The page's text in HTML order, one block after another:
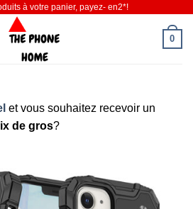
à votre panier, payez- en2*!
0
et vous souhaitez recevoir un
de gros?